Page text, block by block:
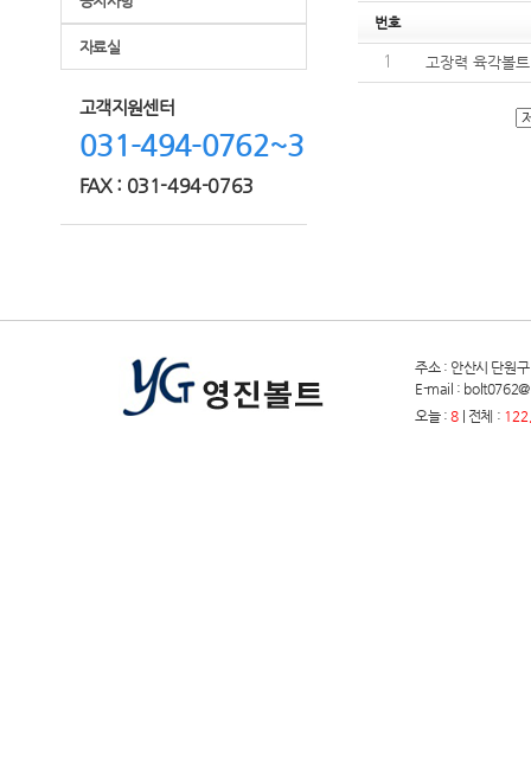
자료실
고객지원센터
031-494-0762~3
FAX : 031-494-0763
번호
1 고장력 육각볼트
주소 : 안산시 단
E-mail :
오늘 : 8 | 전체 :